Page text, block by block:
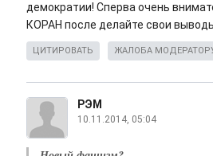
демократии! Сперва очень
КОРАН после делайте свои
ЦИТИРОВАТЬ ЖАЛОБА
РЭМ
10.11.2014, 05:04